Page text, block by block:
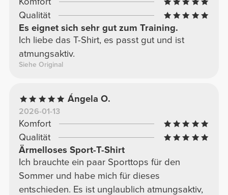
Qualität
Es eignet sich sehr gut zum Training.
Ich liebe das T-Shirt, es passt gut und ist
atmungsaktiv.
Siehe Original
Ángela O.
2026-01-13
Komfort
Qualität
Ärmelloses Sport-T-Shirt
Ich brauchte ein paar Sporttops für den
Sommer und habe mich für dieses
entschieden. Es ist unglaublich atmungsaktiv,